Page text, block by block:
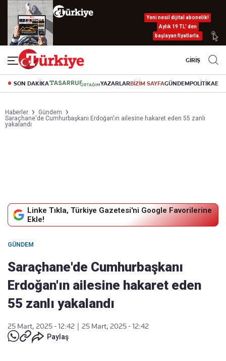
Yeni nesil dijital abonelik!
Aylık 19 TL’ den
başlayan fiyatlarla.
GİRİŞ
SON DAKİKA YAZARLARBİZİM SAYFAGÜNDEMPOLİTİKA
Haberler
Gündem
Saraçhane'de Cumhurbaşkanı Erdoğan'ın ailesine hakaret eden 55 zanlı
yakalandı
Linke Tıkla, Türkiye Gazetesi'ni Google Favorilerine
Ekle!
GÜNDEM
Saraçhane'de Cumhurbaşkanı
Erdoğan'ın ailesine hakaret eden
55 zanlı yakalandı
25 Mart, 2025 - 12:42
25 Mart, 2025 - 12:42
Paylaş